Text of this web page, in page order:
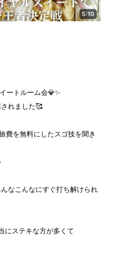
ートルーム会💎✨
れました🥰
費を無料にしたスゴ技を聞き
なこんなにすぐ打ち解けられ
にステキな方が多くて